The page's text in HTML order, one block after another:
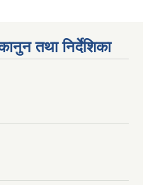
तथा निर्देशिका